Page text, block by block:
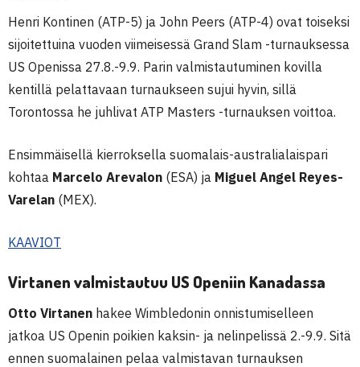
Henri Kontinen (ATP-5) ja John Peers (ATP-4) ovat toiseksi
sijoitettuina vuoden viimeisessä Grand Slam -turnauksessa
US Openissa 27.8.-9.9. Parin valmistautuminen kovilla
kentillä pelattavaan turnaukseen sujui hyvin, sillä
Torontossa he juhlivat ATP Masters -turnauksen voittoa.
Ensimmäisellä kierroksella suomalais-australialaispari
kohtaa Marcelo Arevalon (ESA) ja Miguel Angel Reyes-
Varelan (MEX).
KAAVIOT
Virtanen valmistautuu US Openiin Kanadassa
Otto Virtanen hakee Wimbledonin onnistumiselleen
jatkoa US Openin poikien kaksin- ja nelinpelissä 2.-9.9. Sitä
ennen suomalainen pelaa valmistavan turnauksen